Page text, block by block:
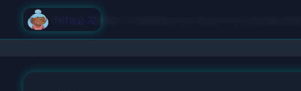
首页 赛事快讯 深度解析LOL韩服高端排位生态与顶尖选手对决风云现状观察全景透视